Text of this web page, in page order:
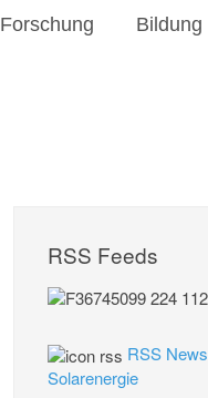
Forschung Bildung
RSS Feeds
RSS News
Solarenergie